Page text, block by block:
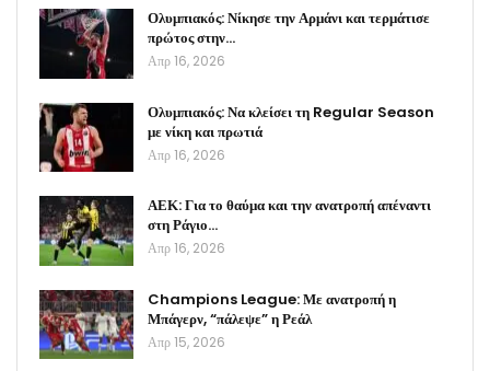
Ολυμπιακός: Νίκησε την Αρμάνι και τερμάτισε
πρώτος στην…
Απρ 16, 2026
Ολυμπιακός: Να κλείσει τη Regular Season
με νίκη και πρωτιά
Απρ 16, 2026
ΑΕΚ: Για το θαύμα και την ανατροπή απέναντι
στη Ράγιο…
Απρ 16, 2026
Champions League: Με ανατροπή η
Μπάγερν, “πάλεψε” η Ρεάλ
Απρ 15, 2026